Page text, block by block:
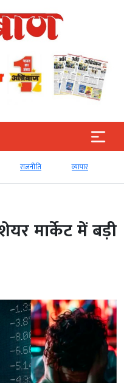
राजनीति व्‍यापार
मार्केट में बड़ी